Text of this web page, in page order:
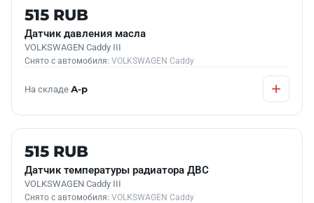
Б/У В НАЛИЧИИ
515 RUB
Датчик давления масла
VOLKSWAGEN Caddy III
Снято с автомобиля: VOLKSWAGEN Caddy
На складе А-р
Б/У В НАЛИЧИИ
515 RUB
Датчик температуры радиатора ДВС
VOLKSWAGEN Caddy III
Снято с автомобиля: VOLKSWAGEN Caddy